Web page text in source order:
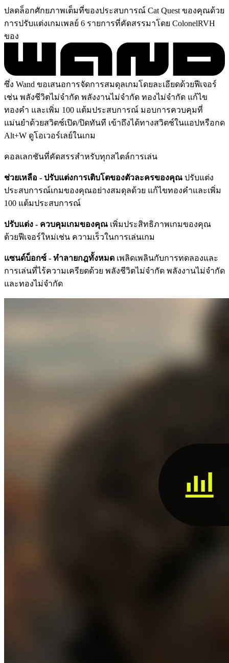
ปลดล็อกศักยภาพเต็มที่ของประสบการณ์ Cat Quest ของคุณด้วย
การปรับแต่งเกมเพลย์ 6 รายการที่คัดสรรมาโดย ColonelRVH
ของ
ซึ่ง Wand ขอเสนอการจัดการสมดุลเกมโดยละเอียดด้วยฟีเจอร์
เช่น พลังชีวิตไม่จำกัด พลังงานไม่จำกัด ทองไม่จำกัด แก้ไข
ทองคำ และเพิ่ม 100 แต้มประสบการณ์ มอบการควบคุมที่
แม่นยำด้วยสวิตช์เปิด/ปิดทันที เข้าถึงได้ทางสวิตช์ในแอปหรือกด
Alt+W ดูโอเวอร์เลย์ในเกม
คอลเลกชันที่คัดสรรสำหรับทุกสไตล์การเล่น
ช่วยเหลือ - ปรับแต่งการเติบโตของตัวละครของคุณ ปรับแต่ง
ประสบการณ์เกมของคุณอย่างสมดุลด้วย แก้ไขทองคำและเพิ่ม
100 แต้มประสบการณ์
ปรับแต่ง - ควบคุมเกมของคุณ เพิ่มประสิทธิภาพเกมของคุณ
ด้วยฟีเจอร์ใหม่เช่น ความเร็วในการเล่นเกม
แซนด์บ็อกซ์ - ทำลายกฎทั้งหมด เพลิดเพลินกับการทดลองและ
การเล่นที่ไร้ความเครียดด้วย พลังชีวิตไม่จำกัด พลังงานไม่จำกัด
และทองไม่จำกัด